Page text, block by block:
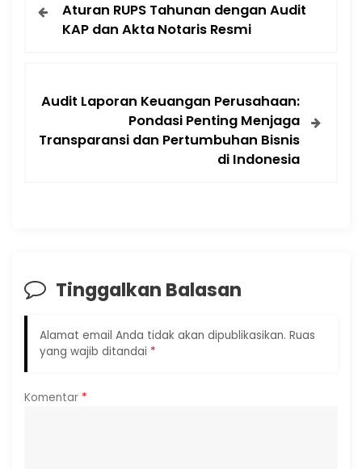
Aturan RUPS Tahunan dengan Audit
KAP dan Akta Notaris Resmi
Audit Laporan Keuangan Perusahaan:
Pondasi Penting Menjaga
Transparansi dan Pertumbuhan Bisnis
di Indonesia
Tinggalkan Balasan
Alamat email Anda tidak akan dipublikasikan. Ruas
yang wajib ditandai *
Komentar *